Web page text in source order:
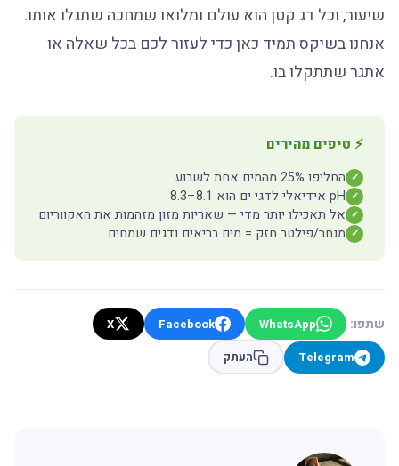
שיעור, וכל דג קטן הוא עולם ומלואו שמחכה שתגלו אותו.
אנחנו בשיקס תמיד כאן כדי לעזור לכם בכל שאלה או
אתגר שתתקלו בו.
⚡ טיפים מהירים
✓ החליפו 25% מהמים אחת לשבוע
✓ pH אידיאלי לדגי ים הוא 8.1–8.3
✓ אל תאכילו יותר מדי — שאריות מזון מזהמות את האקווריום
✓ מנחר/פילטר חזק = מים בריאים ודגים שמחים
שתפו: WhatsApp
Facebook
X
Telegram
העתק